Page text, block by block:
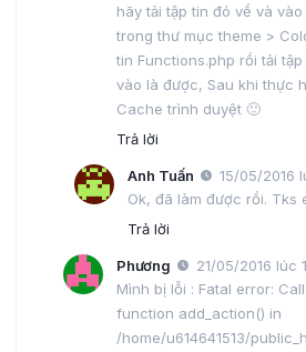
hãy tải tập tin đó về và
trong thư mục theme >
tin Functions.php rồi tải
vào là được, Sau khi thực
Cache trình duyệt 🙂
Trả lời
Anh Tuấn
15/05/2016
Ok, đã làm được rồi. Tks
Trả lời
Phương
21/05/2016 lúc
Mình bị lỗi : Fatal error:
function add_action() in
/home/u614641513/